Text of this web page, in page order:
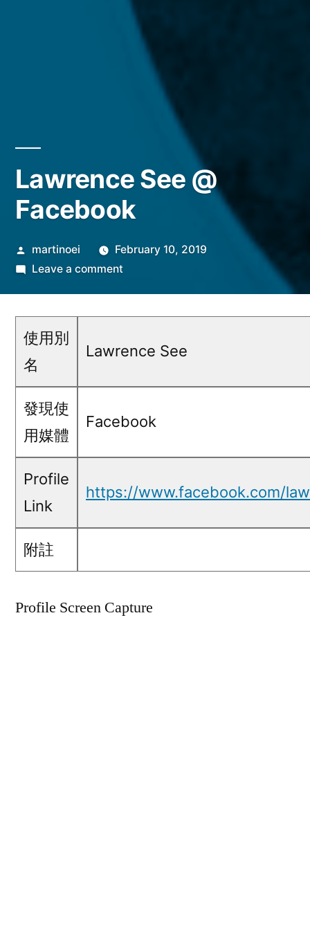
Lawrence See @
Facebook
Posted
by
martinoei
February 10, 2019
Leave a commenton
Facebook
使用別
名
Lawrence See
發現使
用媒體
Facebook
Profile
Link
https://www.facebook.com/
附註
Profile Screen Capture